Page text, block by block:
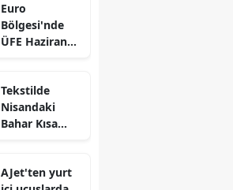
başvurularınd
a
Euro
Bölgesi'nde
ÜFE Haziran
%0,3 Geriledi!
Tekstilde
Nisandaki
Bahar Kısa
Binden Fazla
AJet'ten yurt